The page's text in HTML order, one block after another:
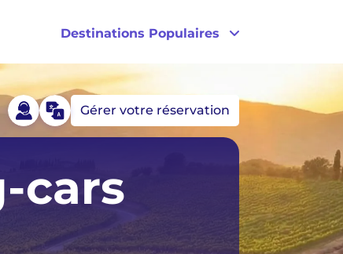
Destinations Populaires
Nouvelle-Zélande
Gérer votre réservation
cars